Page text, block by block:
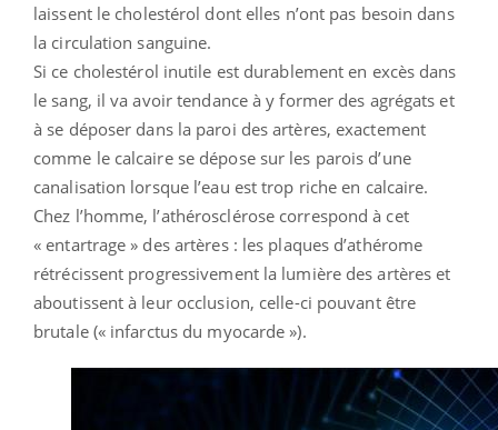
laissent le cholestérol dont elles n’ont pas besoin dans
la circulation sanguine.
Si ce cholestérol inutile est durablement en excès dans
le sang, il va avoir tendance à y former des agrégats et
à se déposer dans la paroi des artères, exactement
comme le calcaire se dépose sur les parois d’une
canalisation lorsque l’eau est trop riche en calcaire.
Chez l’homme, l’athérosclérose correspond à cet
« entartrage » des artères : les plaques d’athérome
rétrécissent progressivement la lumière des artères et
aboutissent à leur occlusion, celle-ci pouvant être
brutale (« infarctus du myocarde »).